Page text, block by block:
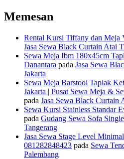
Memesan
Rental Kursi Tiffany dan Meja
Jasa Sewa Black Curtain Atai
Sewa Meja Ibm 180x45cm
Danantara pada Jasa Sewa
Jakarta
Sewa Meja Barstool Taplak
Jakarta | Pusat Sewa Meja &
pada Jasa Sewa Black Curtain
Sewa Kursi Stainless Standar
pada Gudang Sewa Sofa
Tangerang
Jasa Sewa Stage Level
081282848423 pada Sewa
Palembang